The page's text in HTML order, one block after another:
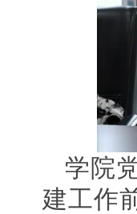
学院
建工作